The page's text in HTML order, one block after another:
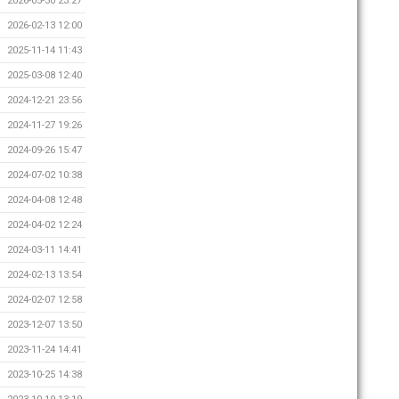
2026-02-13 12:00
2025-11-14 11:43
2025-03-08 12:40
2024-12-21 23:56
2024-11-27 19:26
2024-09-26 15:47
2024-07-02 10:38
2024-04-08 12:48
2024-04-02 12:24
2024-03-11 14:41
2024-02-13 13:54
2024-02-07 12:58
2023-12-07 13:50
2023-11-24 14:41
2023-10-25 14:38